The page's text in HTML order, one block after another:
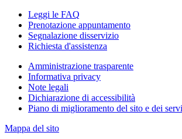
Leggi le FAQ
Prenotazione appuntamento
Segnalazione disservizio
Richiesta d'assistenza
Amministrazione trasparente
Informativa privacy
Note legali
Dichiarazione di accessibilità
Piano di miglioramento del sito e dei
Mappa del sito